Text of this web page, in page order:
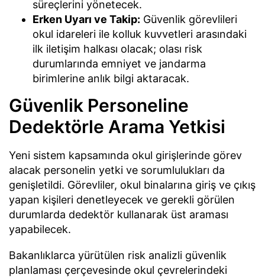
süreçlerini yönetecek.
Erken Uyarı ve Takip: Güvenlik görevlileri
okul idareleri ile kolluk kuvvetleri arasındaki
ilk iletişim halkası olacak; olası risk
durumlarında emniyet ve jandarma
birimlerine anlık bilgi aktaracak.
Güvenlik Personeline
Dedektörle Arama Yetkisi
Yeni sistem kapsamında okul girişlerinde görev
alacak personelin yetki ve sorumlulukları da
genişletildi. Görevliler, okul binalarına giriş ve çıkış
yapan kişileri denetleyecek ve gerekli görülen
durumlarda dedektör kullanarak üst araması
yapabilecek.
Bakanlıklarca yürütülen risk analizli güvenlik
planlaması çerçevesinde okul çevrelerindeki